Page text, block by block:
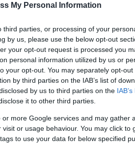
My Personal Information
parties, or processing of your
by us, please use the below opt-out
your opt-out request is processed you
personal information utilized by us or
your opt-out. You may separately opt-out
by third parties on the IAB’s list of
by us to third parties on the
it to other third parties.
more Google services and may gather
or usage behaviour. You may click to
to use your data for below specified